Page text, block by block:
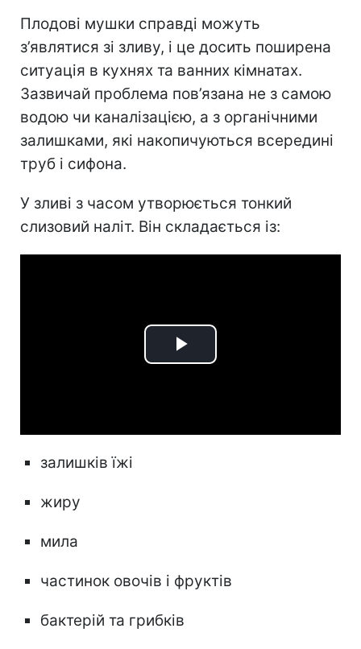
Плодові мушки справді можуть
з’являтися зі зливу, і це досить поширена
ситуація в кухнях та ванних кімнатах.
Зазвичай проблема пов’язана не з самою
водою чи каналізацією, а з органічними
залишками, які накопичуються всередині
труб і сифона.
У зливі з часом утворюється тонкий
слизовий наліт. Він складається із:
Play
залишків їжі
жиру
мила
частинок овочів і фруктів
бактерій та грибків